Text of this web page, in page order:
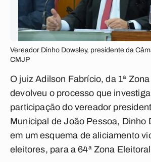
Vereador Dinho Dowsley, presidente da
CMJP
O juiz Adilson Fabrício, da 1ª
devolveu o processo que
participação do vereador
Municipal de João Pessoa, Dinho
em um esquema de aliciamento
eleitores, para a 64ª Zona